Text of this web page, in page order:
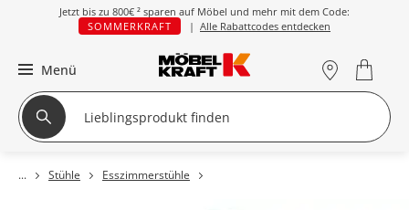
Jetzt bis zu 800€ ² sparen auf Möbel und mehr mit dem Code:
SOMMERKRAFT
| Alle Rabattcodes entdecken
Menü
Stühle Esszimmerstühle